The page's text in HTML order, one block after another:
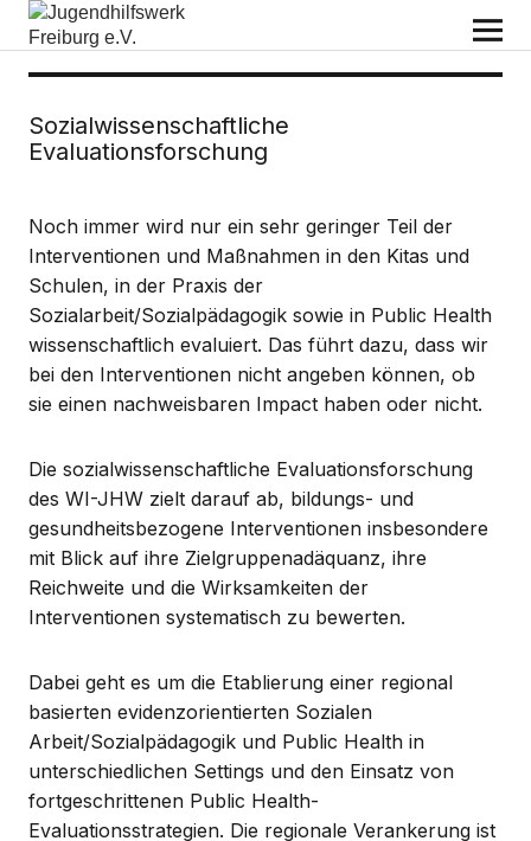
Jugendhilfswerk Freiburg e.V.
Sozialwissenschaftliche
Evaluationsforschung
Noch immer wird nur ein sehr geringer Teil der
Interventionen und Maßnahmen in den Kitas und
Schulen, in der Praxis der
Sozialarbeit/Sozialpädagogik sowie in Public Health
wissenschaftlich evaluiert. Das führt dazu, dass wir
bei den Interventionen nicht angeben können, ob
sie einen nachweisbaren Impact haben oder nicht.
Die sozialwissenschaftliche Evaluationsforschung
des WI-JHW zielt darauf ab, bildungs- und
gesundheitsbezogene Interventionen insbesondere
mit Blick auf ihre Zielgruppenadäquanz, ihre
Reichweite und die Wirksamkeiten der
Interventionen systematisch zu bewerten.
Dabei geht es um die Etablierung einer regional
basierten evidenzorientierten Sozialen
Arbeit/Sozialpädagogik und Public Health in
unterschiedlichen Settings und den Einsatz von
fortgeschrittenen Public Health-
Evaluationsstrategien. Die regionale Verankerung ist